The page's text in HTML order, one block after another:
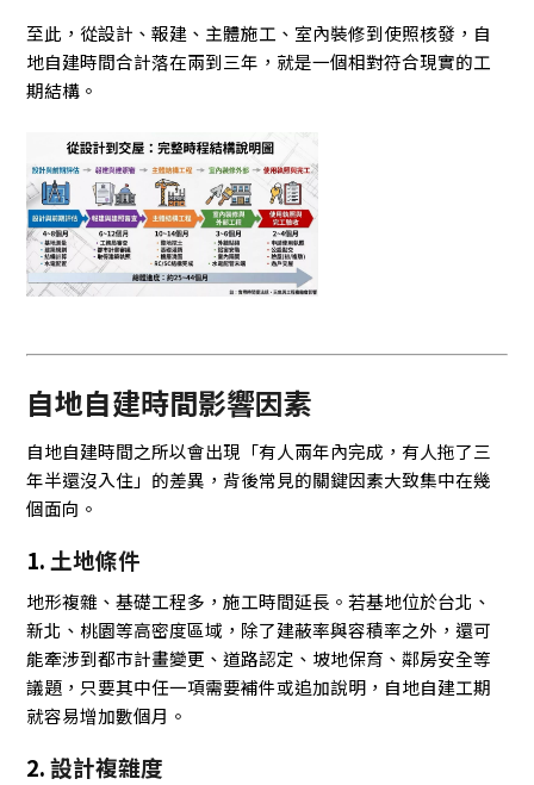
至此，從設計、報建、主體施工、室內裝修到使照核發，自
地自建時間合計落在兩到三年，就是一個相對符合現實的工
期結構。
自地自建時間影響因素
自地自建時間之所以會出現「有人兩年內完成，有人拖了三
年半還沒入住」的差異，背後常見的關鍵因素大致集中在幾
個面向。
1.土地條件
地形複雜、基礎工程多，施工時間延長。若基地位於台北、
新北、桃園等高密度區域，除了建蔽率與容積率之外，還可
能牽涉到都市計畫變更、道路認定、坡地保育、鄰房安全等
議題，只要其中任一項需要補件或追加說明，自地自建工期
就容易增加數個月。
2.設計複雜度